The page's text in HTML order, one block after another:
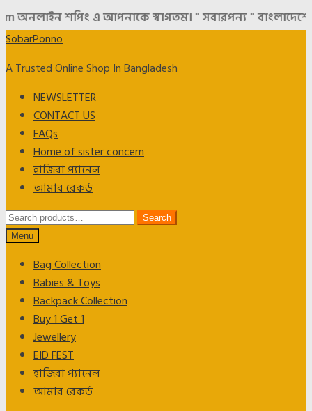
শপিং এ আপনাকে স্বাগতম। " সবারপন্য " বাংলাদেশের
Skip
navigation
Skip
content
SobarPonno
A Trusted Online Shop In Bangladesh
NEWSLETTER
CONTACT US
FAQs
Home of sister concern
হাজিরা প্যানেল
আমার রেকর্ড
Search
for:
Search
Menu
Bag Collection
Babies & Toys
Backpack Collection
Buy 1 Get 1
Jewellery
EID FEST
হাজিরা প্যানেল
আমার রেকর্ড